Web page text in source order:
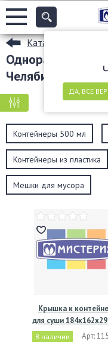
ДА, ВСЕ
Каталог
Одноразовые
Челябинске
Контейнеры 500 мл
Контейнеры из пластика
Мешки для мусора
Крышка к
для суши
В наличии Арт: